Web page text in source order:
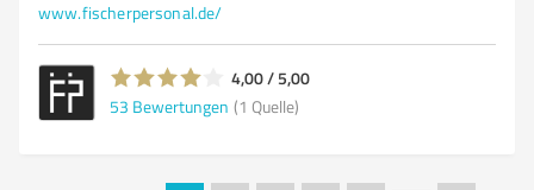
www.fischerpersonal.de/
4,00 / 5,00
53 Bewertungen (1 Quelle)